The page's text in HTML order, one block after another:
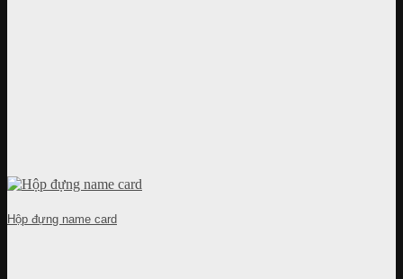
Hộp đựng name card